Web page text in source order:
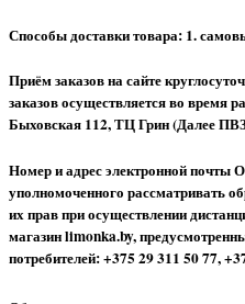
Способы доставки товара: 1.
Приём заказов на сайте
заказов осуществляется во время
Быховская 112, ТЦ Грин (Далее
Номер и адрес электронной
уполномоченного рассматривать
их прав при осуществлении
магазин limonka.by,
потребителей: +375 29 311 50 77,